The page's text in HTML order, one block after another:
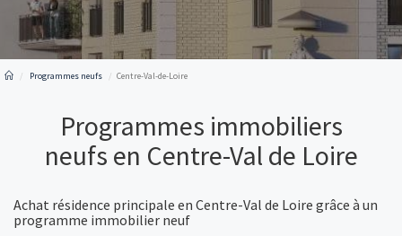
Programmes neufs Centre-Val-de-Loire
Programmes immobiliers
neufs en Centre-Val de Loire
Achat résidence principale en Centre-Val de Loire grâce à un
programme immobilier neuf